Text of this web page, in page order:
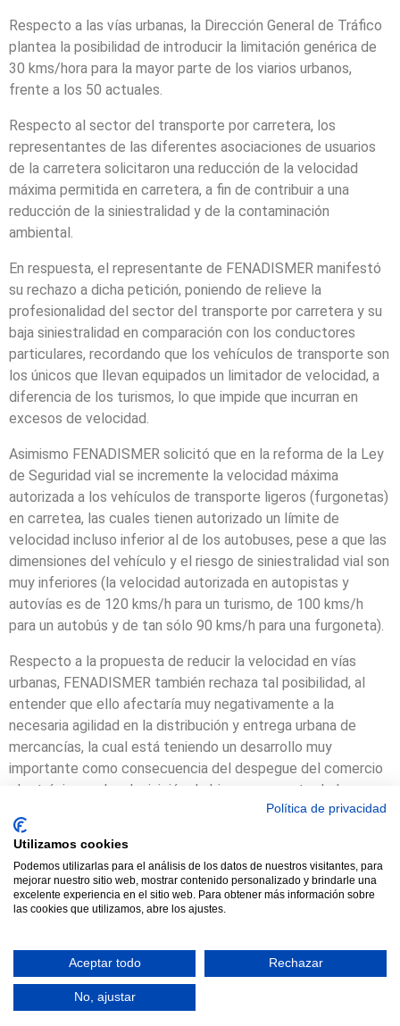
Respecto a las vías urbanas, la Dirección General de Tráfico
plantea la posibilidad de introducir la limitación genérica de
30 kms/hora para la mayor parte de los viarios urbanos,
frente a los 50 actuales.
Respecto al sector del transporte por carretera, los
representantes de las diferentes asociaciones de usuarios
de la carretera solicitaron una reducción de la velocidad
máxima permitida en carretera, a fin de contribuir a una
reducción de la siniestralidad y de la contaminación
ambiental.
En respuesta, el representante de FENADISMER manifestó
su rechazo a dicha petición, poniendo de relieve la
profesionalidad del sector del transporte por carretera y su
baja siniestralidad en comparación con los conductores
particulares, recordando que los vehículos de transporte son
los únicos que llevan equipados un limitador de velocidad, a
diferencia de los turismos, lo que impide que incurran en
excesos de velocidad.
Asimismo FENADISMER solicitó que en la reforma de la Ley
de Seguridad vial se incremente la velocidad máxima
autorizada a los vehículos de transporte ligeros (furgonetas)
en carretea, las cuales tienen autorizado un límite de
velocidad incluso inferior al de los autobuses, pese a que las
dimensiones del vehículo y el riesgo de siniestralidad vial son
muy inferiores (la velocidad autorizada en autopistas y
autovías es de 120 kms/h para un turismo, de 100 kms/h
para un autobús y de tan sólo 90 kms/h para una furgoneta).
Respecto a la propuesta de reducir la velocidad en vías
urbanas, FENADISMER también rechaza tal posibilidad, al
entender que ello afectaría muy negativamente a la
necesaria agilidad en la distribución y entrega urbana de
mercancías, la cual está teniendo un desarrollo muy
importante como consecuencia del despegue del comercio
electrónico en la adquisición de bienes por parte de los
diseñada por sucursalvirtual
Política de privacidad
Utilizamos cookies
Podemos utilizarlas para el análisis de los datos de nuestros visitantes, para
mejorar nuestro sitio web, mostrar contenido personalizado y brindarle una
excelente experiencia en el sitio web. Para obtener más información sobre
las cookies que utilizamos, abre los ajustes.
Aceptar todo Rechazar
No, ajustar